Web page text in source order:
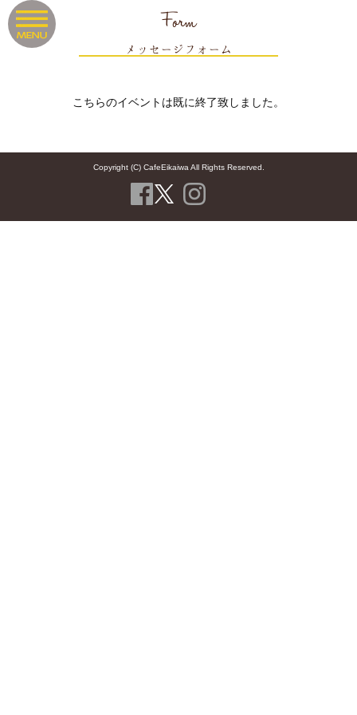
Form
メッセージフォーム
こちらのイベントは既に終了致しました。
Copyright (C) CafeEikaiwa All Rights Reserved.